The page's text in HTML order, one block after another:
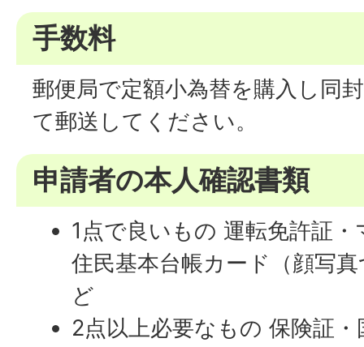
手数料
郵便局で定額小為替を購入し同
て郵送してください。
申請者の本人確認書類
1点で良いもの 運転免許証
住民基本台帳カード（顔写
ど
2点以上必要なもの 保険証